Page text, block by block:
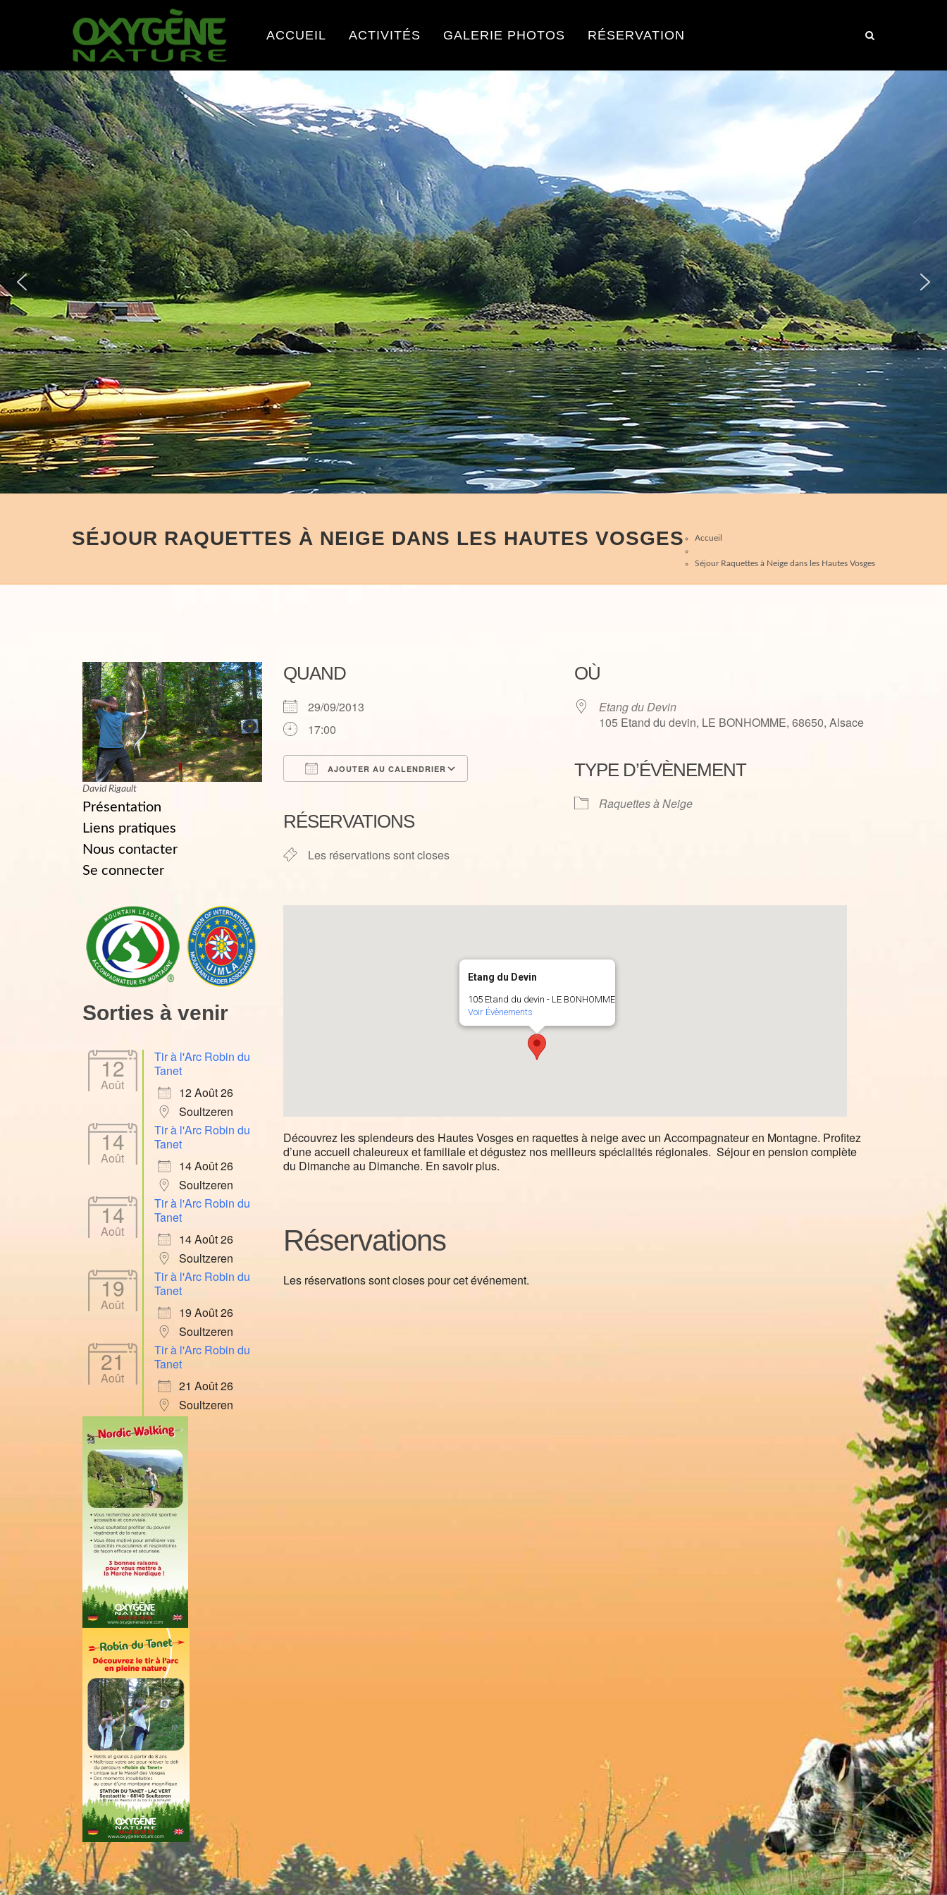
ACCUEIL ACTIVITÉS GALERIE PHOTOS RÉSERVATION
SÉJOUR RAQUETTES À NEIGE DANS LES HAUTES VOSGES Accueil
Séjour Raquettes à Neige dans les Hautes Vosges
QUAND
29/09/2013
17:00
AJOUTER AU CALENDRIER
RÉSERVATIONS
Les réservations sont closes
OÙ
Etang du Devin
105 Etand du devin, LE BONHOMME, 68650, Alsace
TYPE D’ÉVÈNEMENT
Raquettes à Neige
Etang du Devin
105 Etand du devin - LE BONHOMME
Voir Évènements
Découvrez les splendeurs des Hautes Vosges en raquettes à neige avec un Accompagnateur en Montagne. Profitez
d’une accueil chaleureux et familiale et dégustez nos meilleurs spécialités régionales. Séjour en pension complète
du Dimanche au Dimanche. En savoir plus.
Réservations
Les réservations sont closes pour cet événement.
David Rigault
Présentation
Liens pratiques
Nous contacter
Se connecter
Sorties à venir
12
Août
Tir à l'Arc Robin du
Tanet
12 Août 26
Soultzeren
14
Août
Tir à l'Arc Robin du
Tanet
14 Août 26
Soultzeren
14
Août
Tir à l'Arc Robin du
Tanet
14 Août 26
Soultzeren
19
Août
Tir à l'Arc Robin du
Tanet
19 Août 26
Soultzeren
21
Août
Tir à l'Arc Robin du
Tanet
21 Août 26
Soultzeren